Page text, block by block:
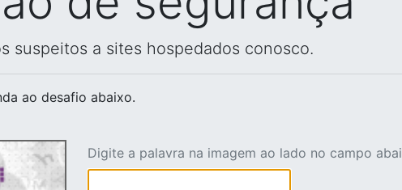
suspeitos a sites hospedados conosco.
ao desafio abaixo.
Digite a palavra na imagem ao lado no campo